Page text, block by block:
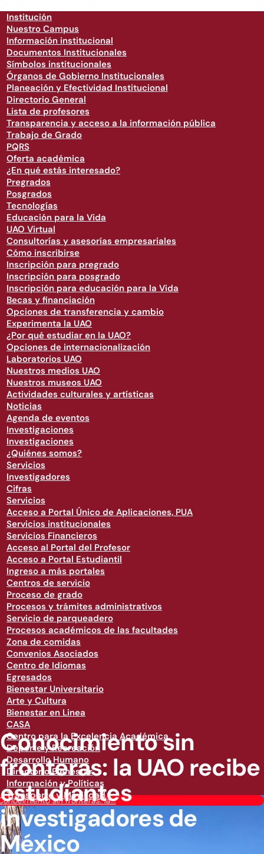
Institución
Nuestro Campus
Información institucional
Documentos Institucionales
Símbolos institucionales
Órganos de Gobierno Institucionales
Planeación y Efectividad Institucional
Directorio General
Lista de profesores
Transparencia y acceso a la información pública
Trabajo de Grado
PQRS
Oferta académica
¿En qué estás interesado?
Pregrados
Posgrados
Tecnologías
Educación para la Vida
UAO Virtual
Consultorías y asesorías empresariales
Cómo inscribirse
Inscripción para pregrado
Inscripción para posgrado
Inscripción para educación para la Vida
Becas y financiación
Opciones de transferencia y cambio
Experimenta la UAO
¿Por qué estudiar en la UAO?
Opciones de internacionalización
Laboratorios UAO
Nuestros medios UAO
Nuestros museos UAO
Actividades culturales y artísticas
Noticias
Agenda de eventos
Investigaciones
Investigaciones
¿Quiénes somos?
Servicios
Investigadores
Cifras
Servicios
Acceso a Portal Único de Aplicaciones, PUA
Servicios institucionales
Servicios Financieros
Acceso al Portal del Profesor
Acceso a Portal Estudiantil
Ingreso a más portales
Centros de servicio
Proceso de grado
Procesos y trámites administrativos
Servicio de parqueadero
Procesos académicos de las facultades
Zona de comidas
Convenios Asociados
Centro de Idiomas
Egresados
Bienestar Universitario
Arte y Cultura
Bienestar en Linea
CASA
Centro para la Excelencia Académica
Deporte y Recreación
Desarrollo Humano
Directorio Bienestar
Información y Políticas
Transporte y Movilidad
sin fronteras: la...
Conocimiento sin
fronteras: la UAO recibe
estudiantes
investigadores de
México